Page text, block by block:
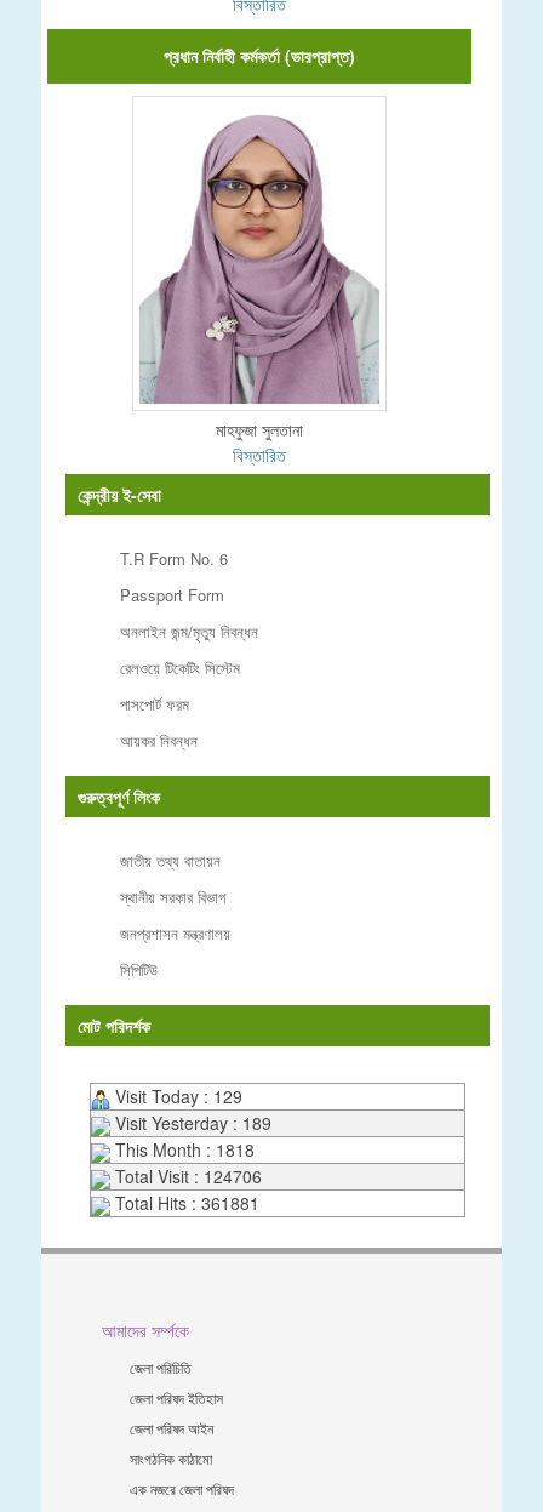
প্রধান নির্বাহী কর্মকর্তা (ভারপ্রাপ্ত)
মাহফুজা সুলতানা
বিস্তারিত
কেন্দ্রীয় ই-সেবা
T.R Form No. 6
Passport Form
অনলাইন জন্ম/মৃত্যু নিবন্ধন
রেলওয়ে টিকেটিং সিস্টেম
পাসপোর্ট ফরম
আয়কর নিবন্ধন
গুরুত্বপূর্ণ লিংক
জাতীয় তথ্য বাতায়ন
স্থানীয় সরকার বিভাগ
জনপ্রশাসন মন্ত্রণালয়
সিপিটিউ
মোট পরিদর্শক
Visit Today : 129
Visit Yesterday : 189
This Month : 1818
Total Visit : 124706
Total Hits : 361881
আমাদের সর্ম্পকে
জেলা পরিচিতি
জেলা পরিষদ ইতিহাস
জেলা পরিষদ আইন
সাংগঠনিক কাঠামো
এক নজরে জেলা পরিষদ